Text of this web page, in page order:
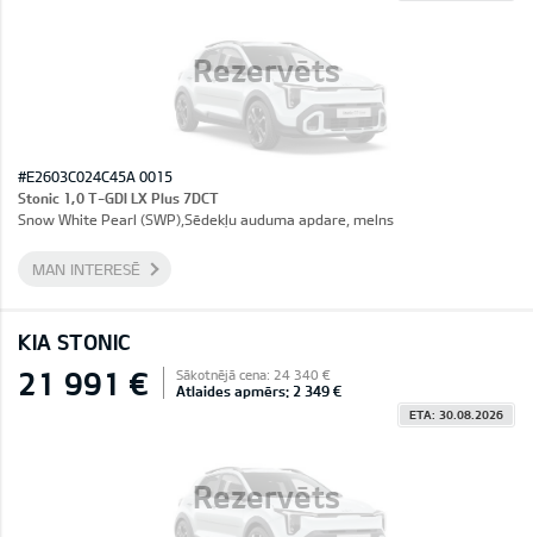
Rezervēts
#E2603C024C45A 0015
Stonic 1,0 T-GDI LX Plus 7DCT
Snow White Pearl (SWP),Sēdekļu auduma apdare, melns
MAN INTERESĒ
KIA STONIC
Rezervēts
21 991 € Sākotnējā cena: 24 340 €
Atlaides apmērs: 2 349 €
ETA: 30.08.2026